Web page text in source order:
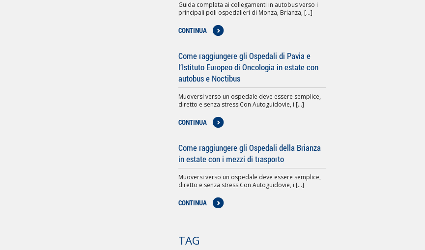
Guida completa ai collegamenti in autobus verso i
principali poli ospedalieri di Monza, Brianza, [...]
CONTINUA
Come raggiungere gli Ospedali di Pavia e
l’Istituto Europeo di Oncologia in estate con
autobus e Noctibus
Muoversi verso un ospedale deve essere semplice,
diretto e senza stress.Con Autoguidovie, i [...]
CONTINUA
Come raggiungere gli Ospedali della Brianza
in estate con i mezzi di trasporto
Muoversi verso un ospedale deve essere semplice,
diretto e senza stress.Con Autoguidovie, i [...]
CONTINUA
TAG